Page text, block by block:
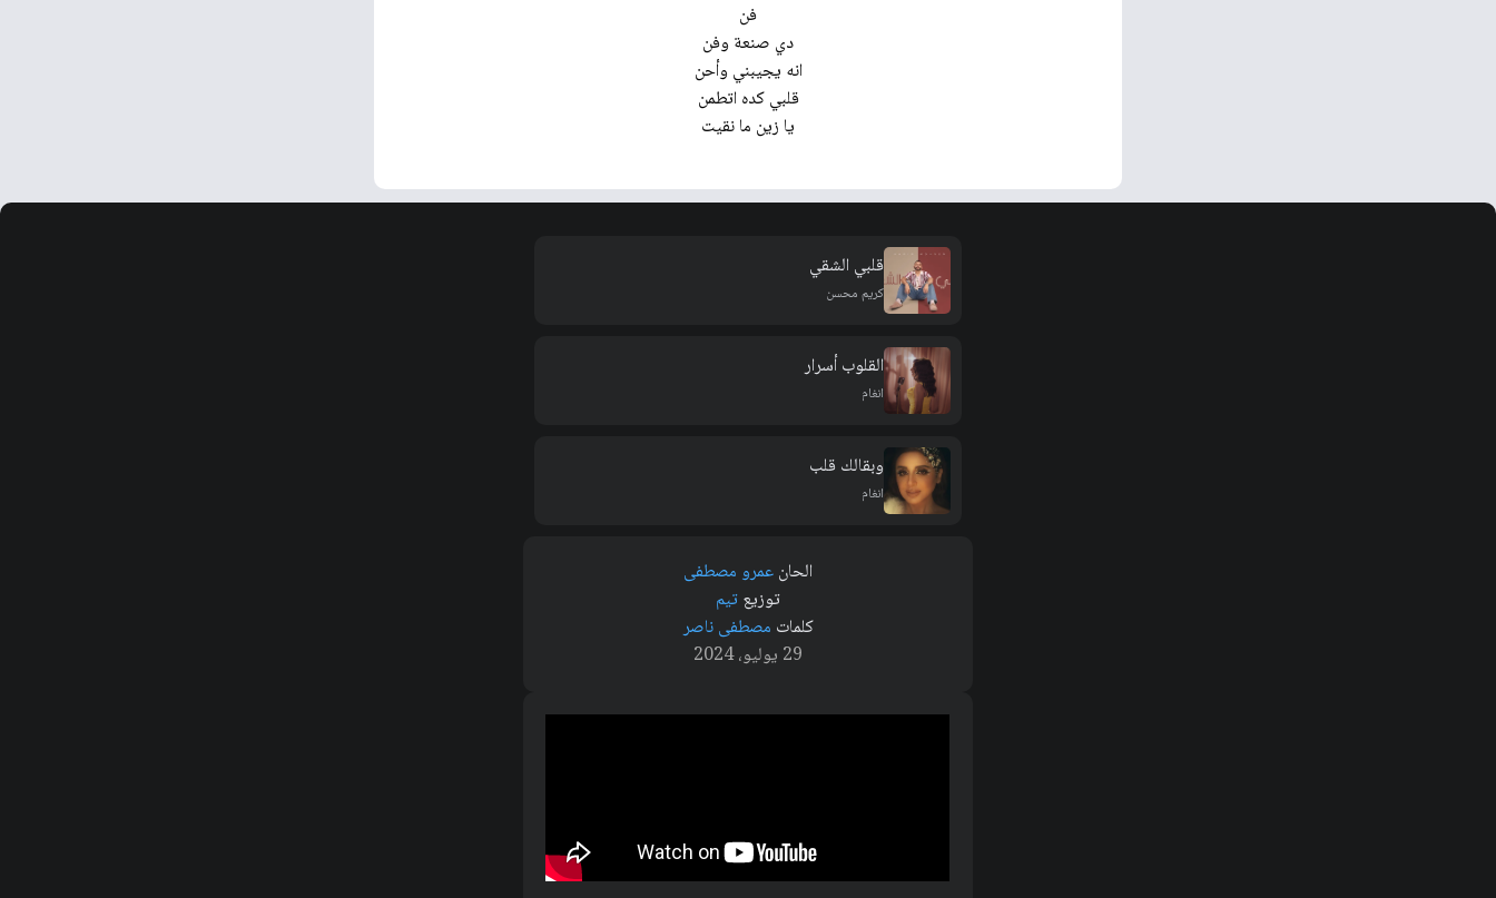
فن
دي صنعة وفن
انه يجيبني وأحن
قلبي كده اتطمن
يا زين ما نقيت
قلبي الشقي
كريم محسن
القلوب أسرار
انغام
وبقالك قلب
انغام
الحانعمرو مصطفى
توزيعتيم
كلمات مصطفى ناصر
29 يوليو، 2024